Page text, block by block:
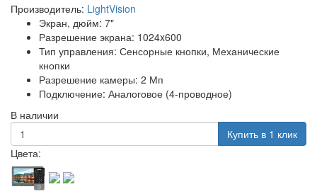
Производитель: LightVision
Экран, дюйм: 7"
Разрешение экрана: 1024x600
Тип управления: Сенсорные кнопки, Механические
кнопки
Разрешение камеры: 2 Мп
Подключение: Аналоговое (4-проводное)
В наличии
Купить в 1 клик
Цвета: